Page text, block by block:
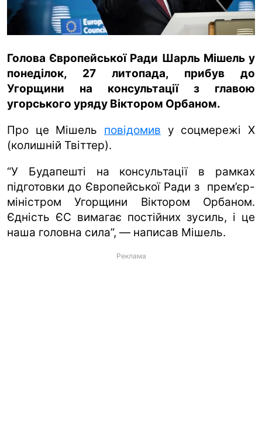
ru en
Голова Європейської Ради Шарль Мішель у
понеділок, 27 литопада, прибув до
Угорщини на консультації з главою
угорського уряду Віктором Орбаном.
Про це Мішель повідомив у соцмережі Х
(колишній Твіттер).
“У Будапешті на консультації в рамках
підготовки до Європейської Ради з прем’єр-
міністром Угорщини Віктором Орбаном.
Єдність ЄС вимагає постійних зусиль, і це
наша головна сила”, — написав Мішель.
Реклама